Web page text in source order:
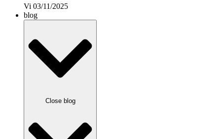
Vi 03/11/2025
blog
Close blog